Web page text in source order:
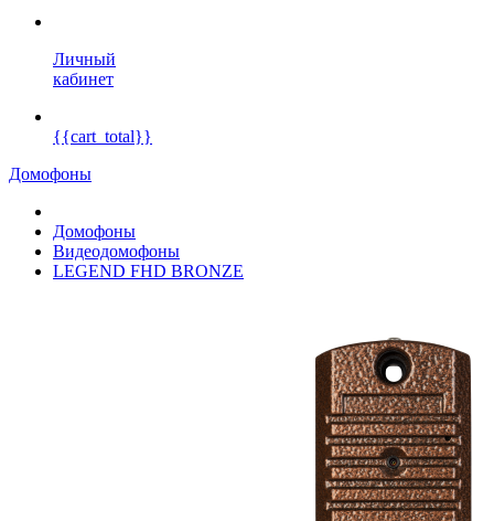
Личный
кабинет
{{cart_total}}
Домофоны
Домофоны
Видеодомофоны
LEGEND FHD BRONZE